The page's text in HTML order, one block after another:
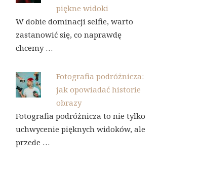
piękne widoki
W dobie dominacji selfie, warto
zastanowić się, co naprawdę
chcemy …
Fotografia podróżnicza:
jak opowiadać historie
obrazy
Fotografia podróżnicza to nie tylko
uchwycenie pięknych widoków, ale
przede …